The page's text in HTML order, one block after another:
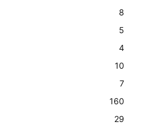
8
5
4
10
7
160
29